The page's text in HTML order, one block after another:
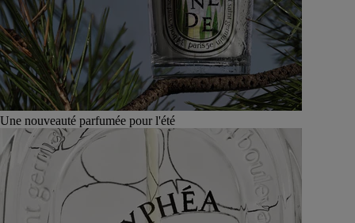
Une nouveauté parfumée pour l'été